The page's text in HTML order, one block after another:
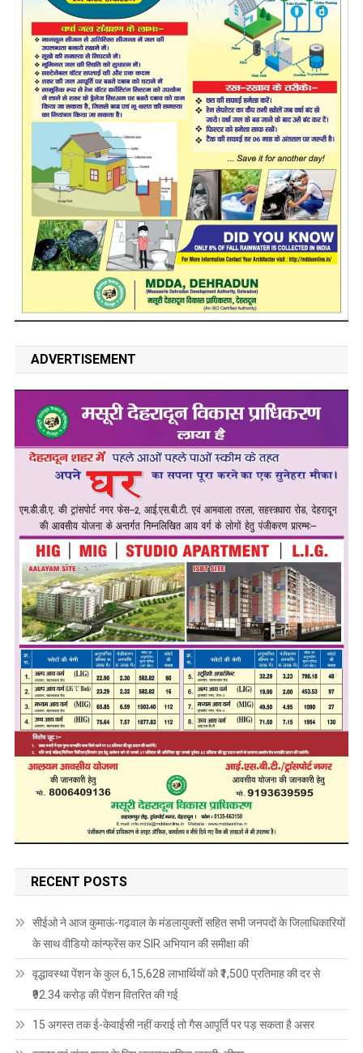
ADVERTISEMENT
RECENT POSTS
सीईओ ने आज कुमाऊं-गढ़वाल के मंडलायुक्तों सहित सभी जनपदों के जिलाधिकारियों
के साथ वीडियो कांन्फ्रेंस कर SIR अभियान की समीक्षा की
वृद्धावस्था पेंशन के कुल 6,15,628 लाभार्थियों को ₹1,500 प्रतिमाह की दर से
₹92.34 करोड़ की पेंशन वितरित की गई
15 अगस्त तक ई-केवाईसी नहीं कराई तो गैस आपूर्ति पर पड़ सकता है असर